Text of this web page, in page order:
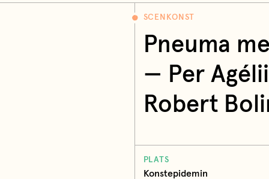
SCENKONST
Pneuma
— Per Agélii
Robert
PLATS
Konstepidemin